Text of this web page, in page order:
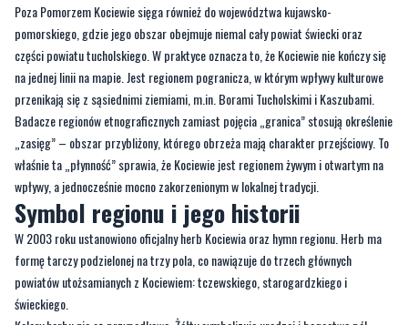
Poza Pomorzem Kociewie sięga również do województwa kujawsko-
pomorskiego, gdzie jego obszar obejmuje niemal cały powiat świecki oraz
części powiatu tucholskiego. W praktyce oznacza to, że Kociewie nie kończy się
na jednej linii na mapie. Jest regionem pogranicza, w którym wpływy kulturowe
przenikają się z sąsiednimi ziemiami, m.in. Borami Tucholskimi i Kaszubami.
Badacze regionów etnograficznych zamiast pojęcia „granica” stosują określenie
„zasięg” – obszar przybliżony, którego obrzeża mają charakter przejściowy. To
właśnie ta „płynność” sprawia, że Kociewie jest regionem żywym i otwartym na
wpływy, a jednocześnie mocno zakorzenionym w lokalnej tradycji.
Symbol regionu i jego historii
W 2003 roku ustanowiono oficjalny herb Kociewia oraz hymn regionu. Herb ma
formę tarczy podzielonej na trzy pola, co nawiązuje do trzech głównych
powiatów utożsamianych z Kociewiem: tczewskiego, starogardzkiego i
świeckiego.